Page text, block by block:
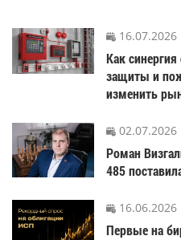
16.07.2026
Как
защиты и
изменить
02.07.2026
Роман
485
16.06.2026
Первые на